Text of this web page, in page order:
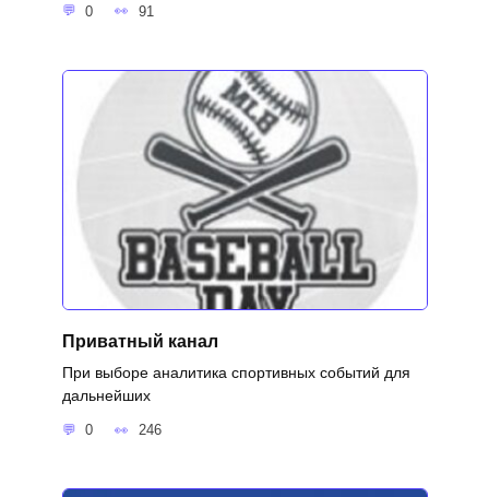
0 91
Приватный канал
При выборе аналитика спортивных событий для
дальнейших
0 246